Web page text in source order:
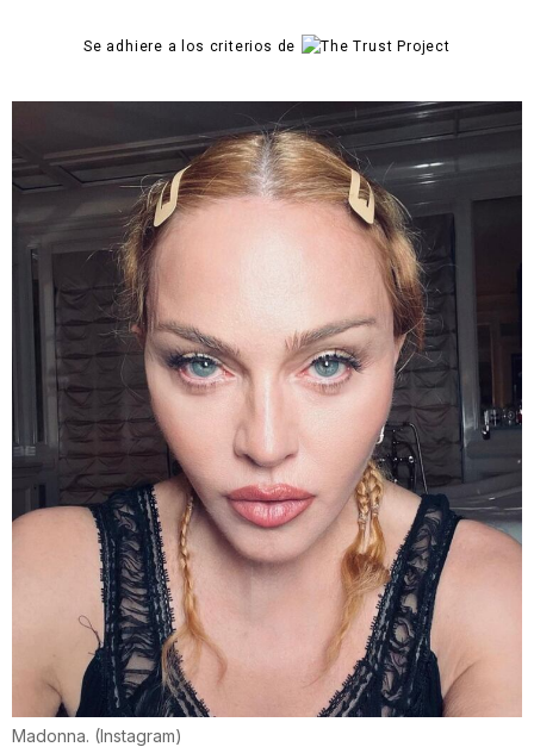
Se adhiere a los criterios de
Madonna. (Instagram)